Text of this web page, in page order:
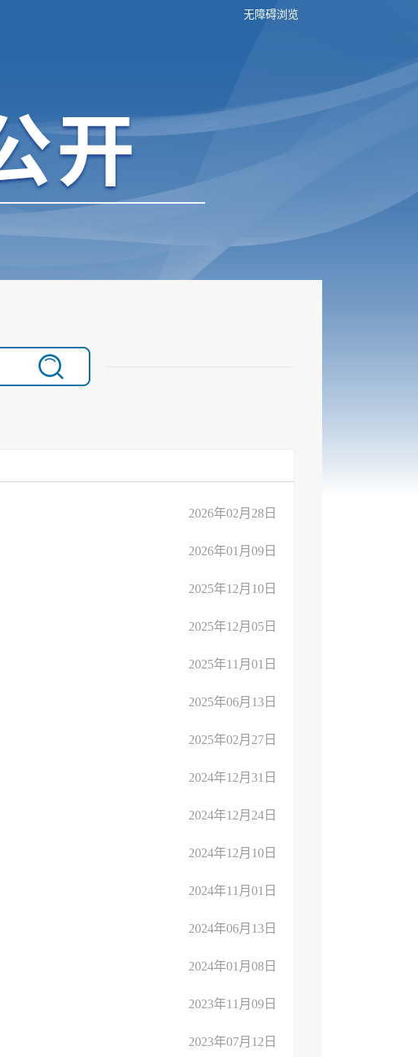
无障碍浏览
2026年02月28日
2026年01月09日
2025年12月10日
2025年12月05日
2025年11月01日
2025年06月13日
2025年02月27日
2024年12月31日
2024年12月24日
2024年12月10日
2024年11月01日
2024年06月13日
2024年01月08日
2023年11月09日
2023年07月12日